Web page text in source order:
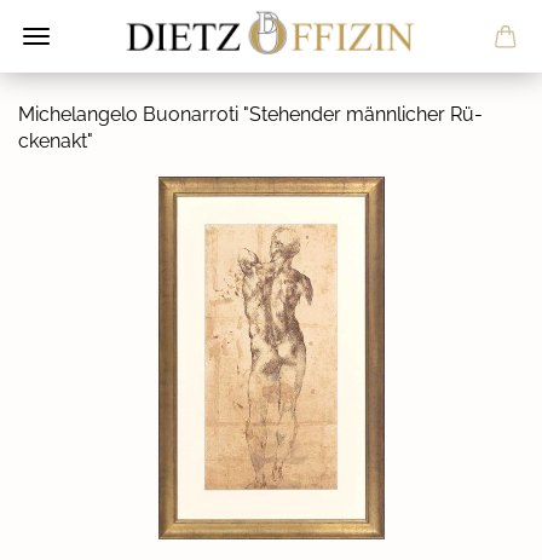
Mi­chel­an­ge­lo Buo­nar­ro­ti "Ste­hen­der männ­li­cher Rü­
cken­akt"